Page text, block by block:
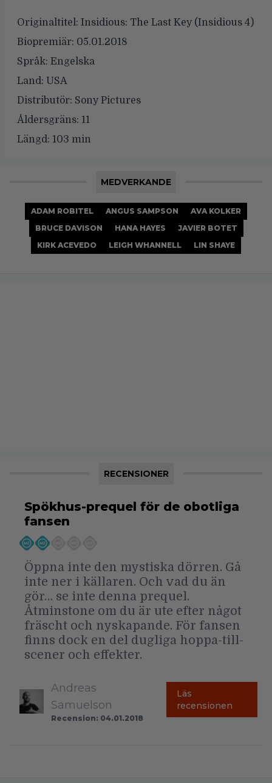
Originaltitel: Insidious: The Last Key (Insidious 4)
Biopremiär: 05.01.2018
Språk: Engelska
Land: USA
Distributör: Sony Pictures
Åldersgräns: 11
Längd: 103 min
MEDVERKANDE
ADAM ROBITEL ANGUS SAMPSON
AVA KOLKER
BRUCE DAVISON
HANA HAYES
JAVIER BOTET
KIRK ACEVEDO
LEIGH WHANNELL LIN SHAYE
RECENSIONER
Spökhus-prequel för de obotliga
fansen
Öppna inte den mystiska dörren. Gå
inte ner i källaren. Och vad du än
gör… se inte denna prequel.
Åtminstone om du är ute efter något
fräscht och nyskapande. För fansen
finns dock en del dugliga hoppa-till-
scener och effekter.
Andreas
Samuelson
Recension: 04.01.2018
Läs
recensionen